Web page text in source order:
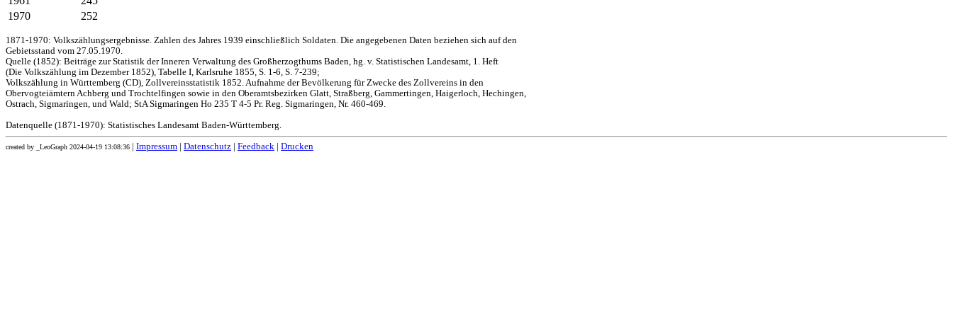
1970
252
1871-1970: Volkszählungsergebnisse. Zahlen des Jahres 1939 einschließlich Soldaten. Die angegebenen Daten beziehen sich auf den
Gebietsstand vom 27.05.1970.
Quelle (1852): Beiträge zur Statistik der Inneren Verwaltung des Großherzogthums Baden, hg. v. Statistischen Landesamt, 1. Heft
(Die Volkszählung im Dezember 1852), Tabelle I, Karlsruhe 1855, S. 1-6, S. 7-239;
Volkszählung in Württemberg (CD), Zollvereinsstatistik 1852. Aufnahme der Bevölkerung für Zwecke des Zollvereins in den
Obervogteiämtern Achberg und Trochtelfingen sowie in den Oberamtsbezirken Glatt, Straßberg, Gammertingen, Haigerloch, Hechingen,
Ostrach, Sigmaringen, und Wald; StA Sigmaringen Ho 235 T 4-5 Pr. Reg. Sigmaringen, Nr. 460-469.
Datenquelle (1871-1970): Statistisches Landesamt Baden-Württemberg.
created by _LeoGraph 2024-04-19 13:08:36 Impressum Datenschutz Feedback Drucken